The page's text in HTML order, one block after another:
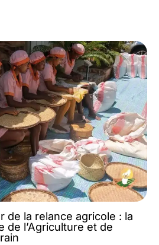
de la relance agricole : la
de l’Agriculture et de